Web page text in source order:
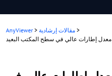
AnyViewer > مقالات إرشادية >
معدل إطارات عالي في سطح المكتب البعيد